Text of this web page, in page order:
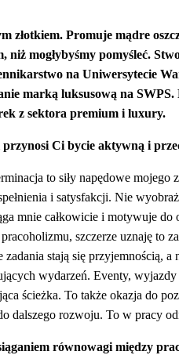
złotkiem. Promuje mądre
niż mogłybyśmy pomyśleć.
na Uniwersytecie
marką luksusową na
z sektora premium i luxury.
Ci bycie aktywną i
to siły napędowe
i satysfakcji. Nie
mnie całkowicie i motywuje
pracoholizmu, szczerze uznaję to
zadania stają się przyjemnością,
wydarzeń. Eventy,
ścieżka. To także okazja do
dalszego rozwoju. To w pracy
równowagi między